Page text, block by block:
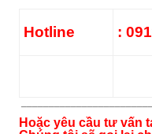
Hotline :
Hoặc yêu cầu tư vấn